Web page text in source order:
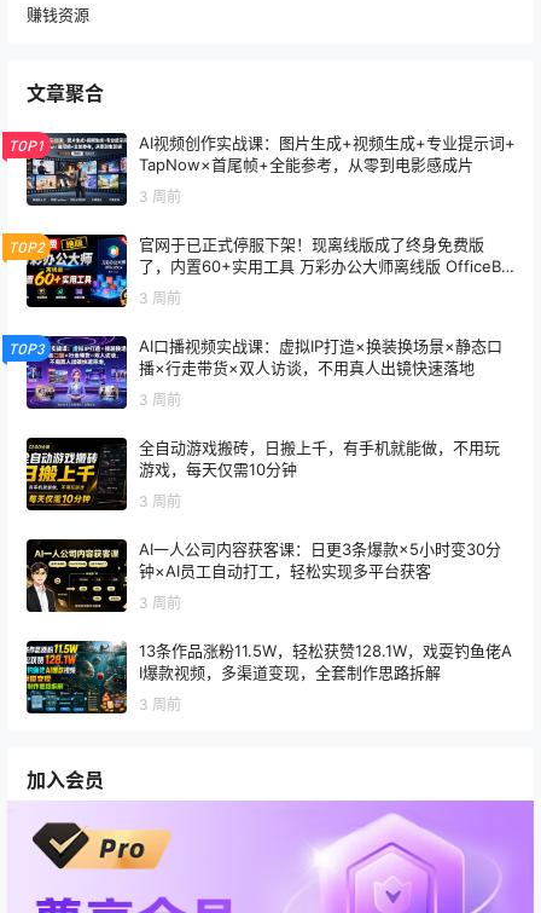
赚钱资源
文章聚合
TOP1
AI视频创作实战课：图片生成+视频生成+专业提示词+
TapNow×首尾帧+全能参考，从零到电影感成片
3 周前
TOP2
官网于已正式停服下架！现离线版成了终身免费版
了，内置60+实用工具 万彩办公大师离线版 OfficeBo
3 周前
TOP3
AI口播视频实战课：虚拟IP打造×换装换场景×静态口
播×行走带货×双人访谈，不用真人出镜快速落地
3 周前
全自动游戏搬砖，日搬上千，有手机就能做，不用玩
游戏，每天仅需10分钟
3 周前
AI一人公司内容获客课：日更3条爆款×5小时变30分
钟×AI员工自动打工，轻松实现多平台获客
3 周前
13条作品涨粉11.5W，轻松获赞128.1W，戏耍钓鱼佬A
I爆款视频，多渠道变现，全套制作思路拆解
3 周前
加入会员